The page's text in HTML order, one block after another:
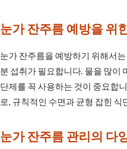
눈가 잔주름 예방을 위
눈가 잔주름을 예방하기 위해서
분 섭취가 필요합니다. 물을 많이
단제를 꼭 사용하는 것이 중요합
로, 규칙적인 수면과 균형 잡힌
눈가 잔주름 관리의 다